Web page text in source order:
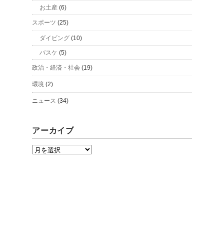
お土産 (6)
スポーツ (25)
ダイビング (10)
バスケ (5)
政治・経済・社会 (19)
環境 (2)
ニュース (34)
アーカイブ
ア